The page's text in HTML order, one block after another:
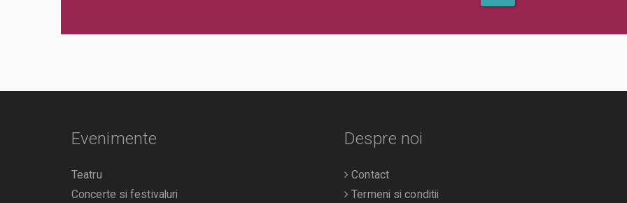
Evenimente
Teatru
Concerte si festivaluri
Despre noi
Contact
Termeni si conditii